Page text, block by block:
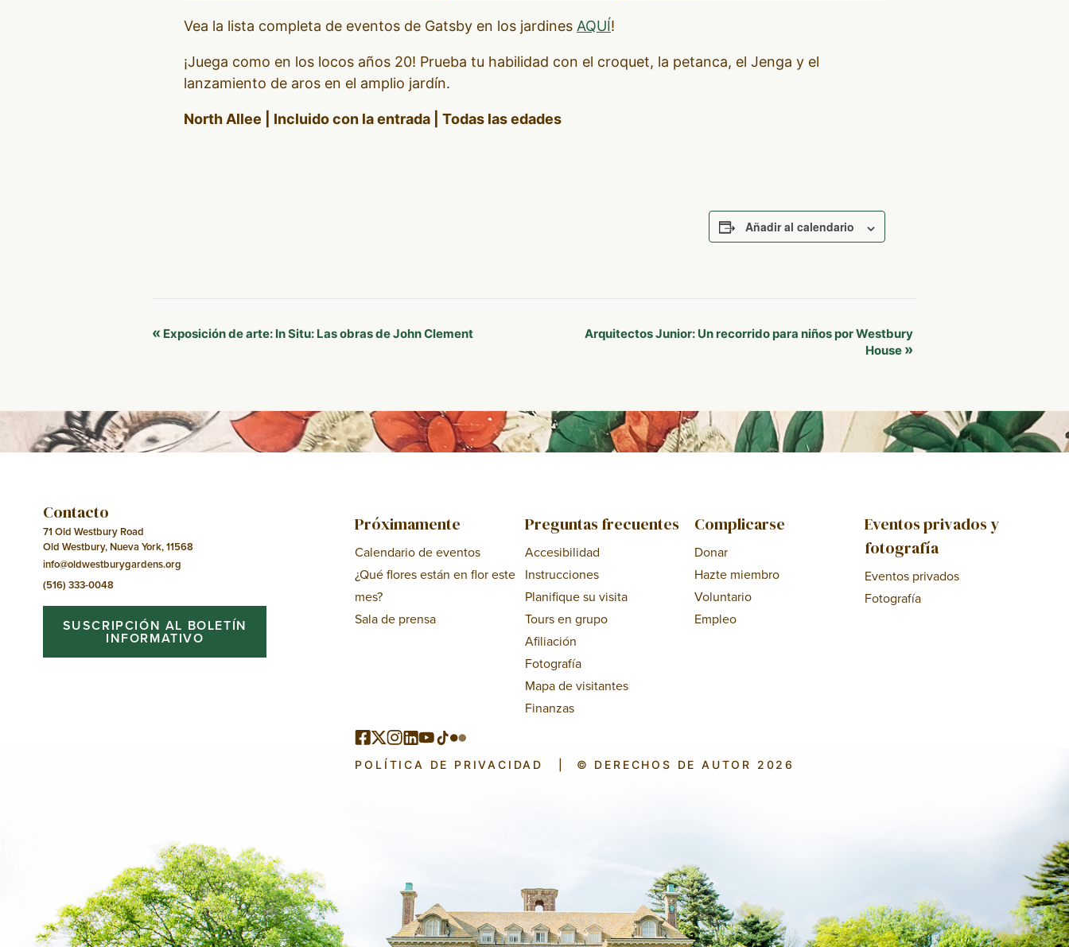
Vea la lista completa de eventos de Gatsby en los jardines AQUÍ!
¡Juega como en los locos años 20! Prueba tu habilidad con el croquet, la petanca, el Jenga y el
lanzamiento de aros en el amplio jardín.
North Allee | Incluido con la entrada | Todas las edades
Añadir al calendario
Navegación
Evento
« Exposición de arte: In Situ: Las obras de John Clement
Arquitectos Junior: Un recorrido para niños por Westbury
House »
Contacto
71 Old Westbury Road
Old Westbury, Nueva York, 11568
info@oldwestburygardens.org
(516) 333-0048
SUSCRIPCIÓN AL BOLETÍN
INFORMATIVO
Próximamente
Calendario de eventos
¿Qué flores están en flor este
mes?
Sala de prensa
Preguntas frecuentes
Accesibilidad
Instrucciones
Planifique su visita
Tours en grupo
Afiliación
Fotografía
Mapa de visitantes
Finanzas
Complicarse
Donar
Hazte miembro
Voluntario
Empleo
Eventos privados y
fotografía
Eventos privados
Fotografía
POLÍTICA DE PRIVACIDAD © DERECHOS DE AUTOR 2026